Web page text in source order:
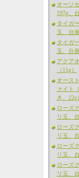
オーソ
197g、
タイガ
玉、台
タイガ
玉、台
アクア
（11g）
オース
ァイト
き、22g）
ローズ
リ玉、
ローズ
リ玉、
ローズ
リ玉、
ローズ
リ玉、